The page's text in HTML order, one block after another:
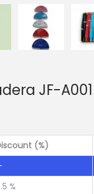
JF-A001
(%)
%